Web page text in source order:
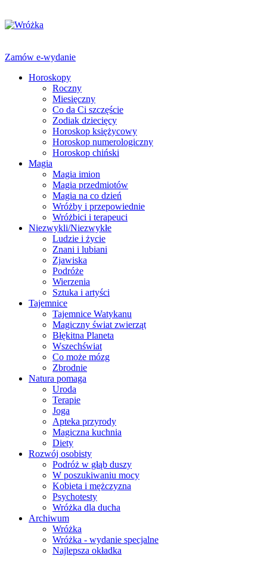
Zamów e-wydanie
Horoskopy
Roczny
Miesięczny
Co da Ci szczęście
Zodiak dziecięcy
Horoskop księżycowy
Horoskop numerologiczny
Horoskop chiński
Magia
Magia imion
Magia przedmiotów
Magia na co dzień
Wróżby i przepowiednie
Wróżbici i terapeuci
Niezwykli/Niezwykłe
Ludzie i życie
Znani i lubiani
Zjawiska
Podróże
Wierzenia
Sztuka i artyści
Tajemnice
Tajemnice Watykanu
Magiczny świat zwierząt
Błękitna Planeta
Wszechświat
Co może mózg
Zbrodnie
Natura pomaga
Uroda
Terapie
Joga
Apteka przyrody
Magiczna kuchnia
Diety
Rozwój osobisty
Podróż w głąb duszy
W poszukiwaniu mocy
Kobieta i mężczyzna
Psychotesty
Wróżka dla ducha
Archiwum
Wróżka
Wróżka - wydanie specjalne
Najlepsza okładka